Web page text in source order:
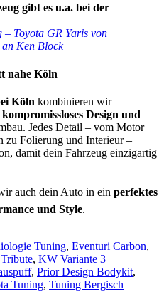
gibt es u.a. bei der
Toyota GR Yaris von
Ken Block
nahe Köln
Köln kombinieren wir
Design und
Jedes Detail – vom Motor
zu Folierung und Interieur –
damit dein Fahrzeug einzigartig
auch dein Auto in ein perfektes
und Style.
Tuning, Eventuri Carbon,
, KW Variante 3
, Prior Design Bodykit,
Tuning, Tuning Bergisch